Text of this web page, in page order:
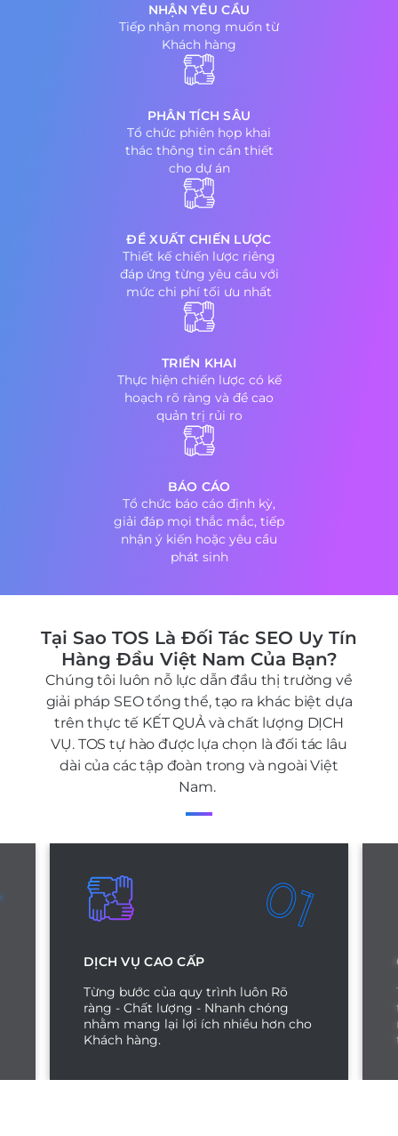
NHẬN YÊU CẦU
Tiếp nhận mong muốn từ
Khách hàng
PHÂN TÍCH SÂU
Tổ chức phiên họp khai
thác thông tin cần thiết
cho dự án
ĐỀ XUẤT CHIẾN LƯỢC
Thiết kế chiến lược riêng
đáp ứng từng yêu cầu với
mức chi phí tối ưu nhất
TRIỂN KHAI
Thực hiện chiến lược có kế
hoạch rõ ràng và đề cao
quản trị rủi ro
BÁO CÁO
Tổ chức báo cáo định kỳ,
giải đáp mọi thắc mắc, tiếp
nhận ý kiến hoặc yêu cầu
phát sinh
Tại Sao TOS Là Đối Tác SEO Uy Tín
Hàng Đầu Việt Nam Của Bạn?
Chúng tôi luôn nỗ lực dẫn đầu thị trường về
giải pháp SEO tổng thể, tạo ra khác biệt dựa
trên thực tế KẾT QUẢ và chất lượng DỊCH
VỤ. TOS tự hào được lựa chọn là đối tác lâu
dài của các tập đoàn trong và ngoài Việt
Nam.
DỊCH VỤ CAO CẤP
01
Từng bước của quy trình luôn Rõ
ràng - Chất lượng - Nhanh chóng
nhằm mang lại lợi ích nhiều hơn cho
Khách hàng.